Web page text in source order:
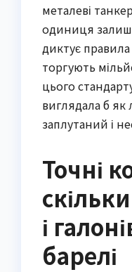
металеві
одиниця
диктує
торгують
цього
виглядала б як
заплутаний і
Точні
і
барелі